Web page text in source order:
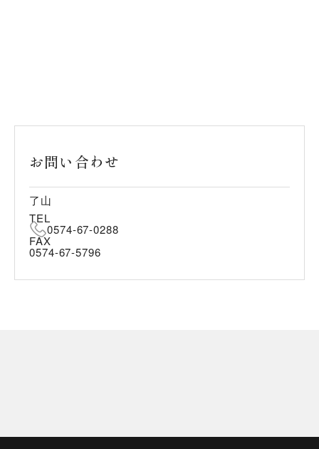
お問い合わせ
了山
TEL
0574-67-0288
FAX
0574-67-5796